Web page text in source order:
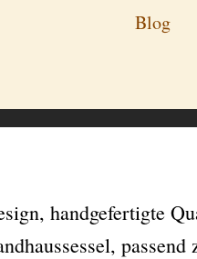
Blog
handgefertigte
passend